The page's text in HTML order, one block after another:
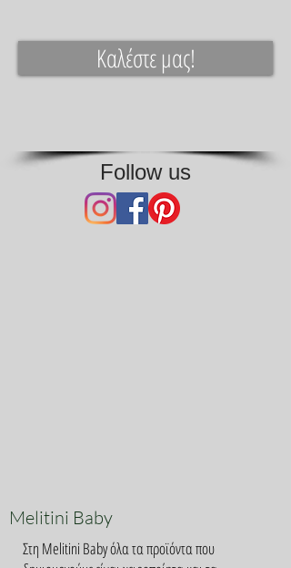
Καλέστε μας!
Follow us
Melitini Baby
Στη Melitini Baby όλα τα προϊόντα που